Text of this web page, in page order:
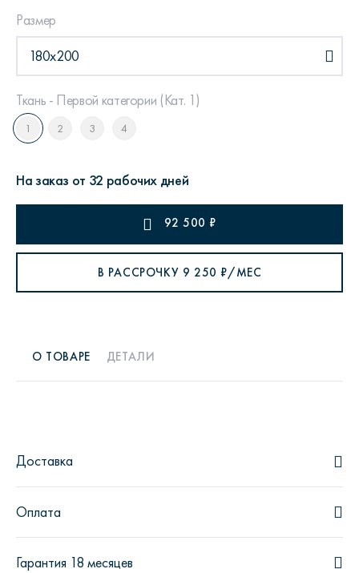
Размер
180х200
Ткань - Первой категории (Кат. 1)
1 2 3 4
На заказ от 32 рабочих дней
92 500 ₽
В РАССРОЧКУ 9 250 ₽/МЕС
О ТОВАРЕ ДЕТАЛИ
Доставка
Оплата
Гарантия 18 месяцев